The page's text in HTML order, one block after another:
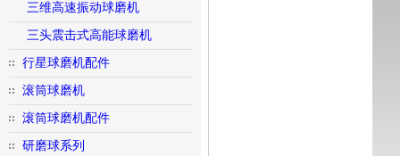
三维高速振动球磨机
三头震击式高能球磨机
行星球磨机配件
滚筒球磨机
滚筒球磨机配件
研磨球系列